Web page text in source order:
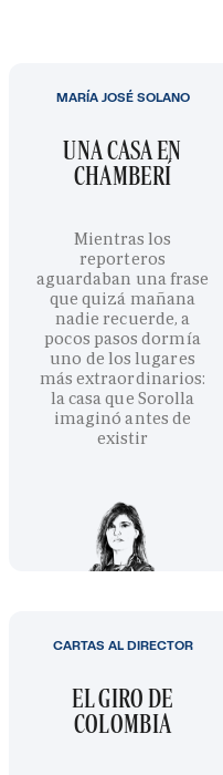
UNA CASA EN
CHAMBERÍ
Mientras los
reporteros
aguardaban una frase
que quizá mañana
nadie recuerde, a
pocos pasos dormía
uno de los lugares
más extraordinarios:
la casa que Sorolla
imaginó antes de
existir
MARÍA JOSÉ SOLANO
EL GIRO DE
COLOMBIA
CARTAS AL DIRECTOR